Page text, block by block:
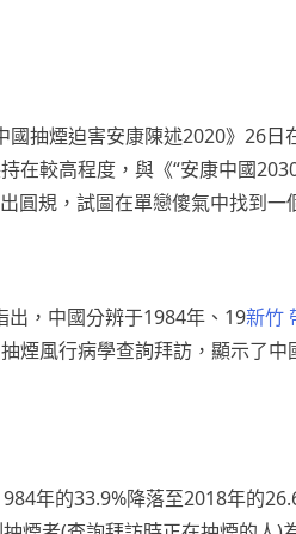
國抽煙迫害安康陳述2020》26日
在較高程度，與《“安康中國
圓規，試圖在單戀傻氣中找到一
，中國分辨于1984年、19新竹
煙風行病學查詢拜訪，顯示了中
的33.9%降落至2018年的